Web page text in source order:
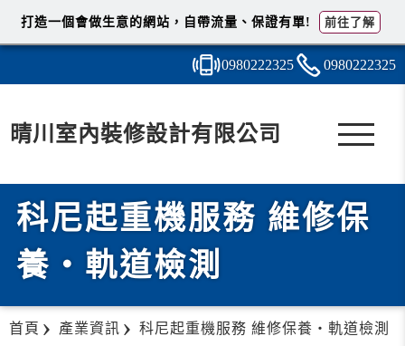
0980222325 0980222325
晴川室內裝修設計有限公司
科尼起重機服務 維修保
養・軌道檢測
首頁 產業資訊 科尼起重機服務 維修保養・軌道檢測
打造一個會做生意的網站，自帶流量、保證有單! 前往了解